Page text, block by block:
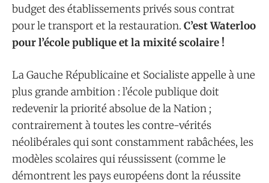
budget des établissements privés sous contrat
pour le transport et la restauration. C’est Waterloo
pour l’école publique et la mixité scolaire !
La Gauche Républicaine et Socialiste appelle à une
plus grande ambition : l’école publique doit
redevenir la priorité absolue de la Nation ;
contrairement à toutes les contre-vérités
néolibérales qui sont constamment rabâchées, les
modèles scolaires qui réussissent (comme le
démontrent les pays européens dont la réussite